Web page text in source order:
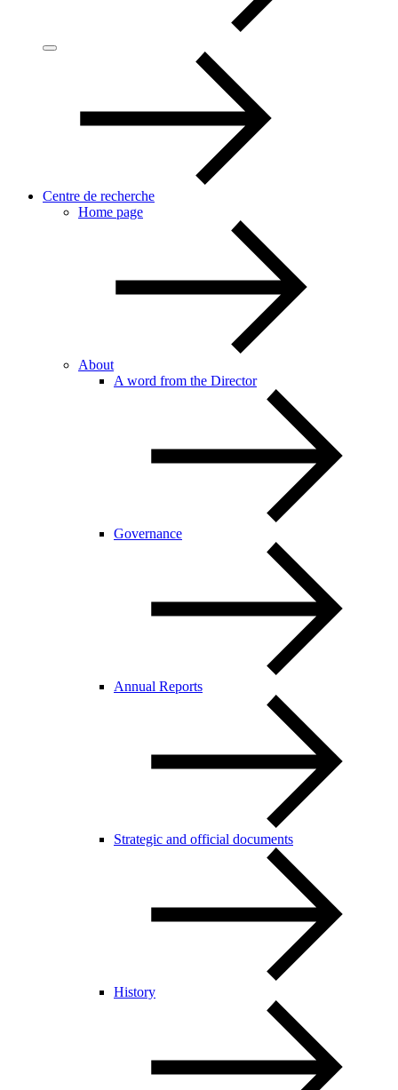
Centre de recherche
Home page
About
A word from the Director
Governance
Annual Reports
Strategic and official documents
History